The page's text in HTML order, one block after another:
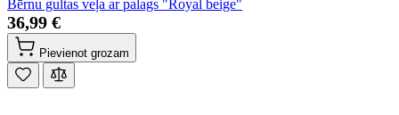
Bērnu gultas veļa ar palags "Royal beige"
36,99 €
Pievienot grozam